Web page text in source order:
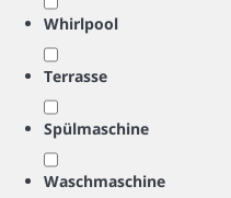
Whirlpool
Terrasse
Spülmaschine
Waschmaschine